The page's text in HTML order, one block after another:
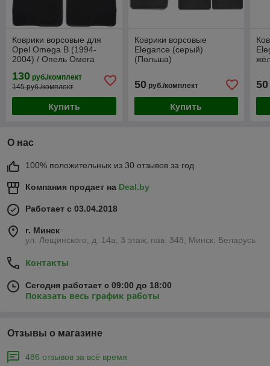
Коврики ворсовые для
Opel Omega B (1994-
2004) / Опель Омега
130 руб./комплект
145 руб./комплект
Купить
Коврики ворсовые
Elegance (серый)
(Польша)
50руб./комплект
Купить
50
О нас
100% положительных из 30 отзывов за год
Компания продает на Deal.by
Работает с 03.04.2018
г. Минск
ул. Лещинского, д. 14а, 3 этаж, пав. 348, Минск, Беларусь
Контакты
Сегодня работает с 09:00 до 18:00
Показать весь график работы
Отзывы о магазине
486 отзывов за всё время